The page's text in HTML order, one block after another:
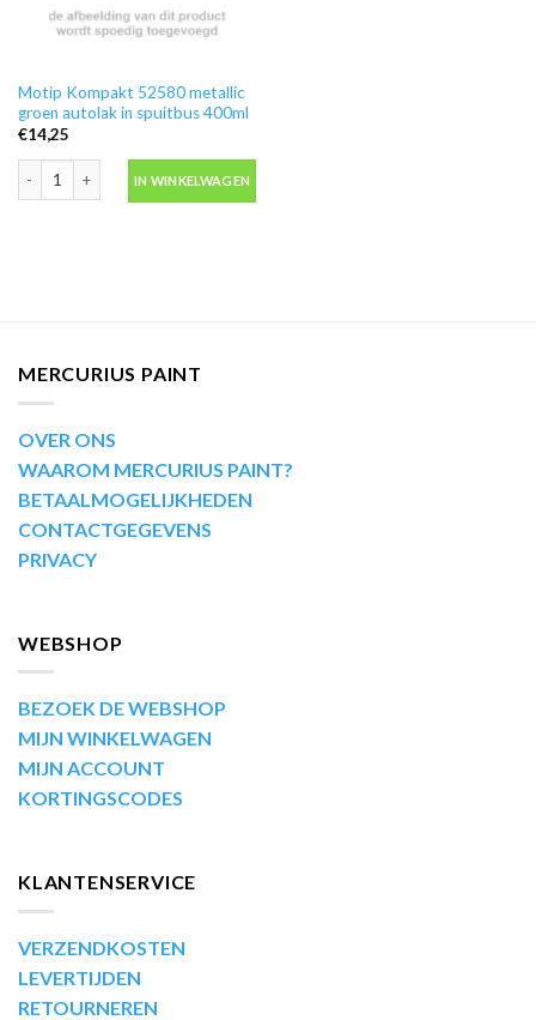
Motip Kompakt 52580 metallic
groen autolak in spuitbus 400ml
€14,25
IN WINKELWAGEN
MERCURIUS PAINT
OVER ONS
WAAROM MERCURIUS PAINT?
BETAALMOGELIJKHEDEN
CONTACTGEGEVENS
PRIVACY
WEBSHOP
BEZOEK DE WEBSHOP
MIJN WINKELWAGEN
MIJN ACCOUNT
KORTINGSCODES
KLANTENSERVICE
VERZENDKOSTEN
LEVERTIJDEN
RETOURNEREN